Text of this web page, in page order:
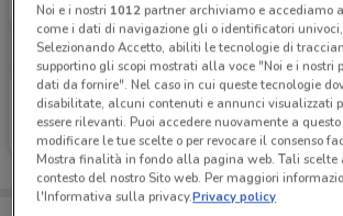
Poste Italiane
Scade il 06/10 141 m Scade il 31/
Noi e i nostri 1012partner archiviamo e accediamo
come i dati di navigazione gli o identificatori
Selezionando Accetto, abiliti le tecnologie di
supportino gli scopi mostrati alla voce "Noi e i nostri
dati da fornire". Nel caso in cui queste tecnologie
disabilitate, alcuni contenuti e annunci visualizzati
essere rilevanti. Puoi accedere nuovamente a
modificare le tue scelte o per revocare il consenso
Mostra finalità in fondo alla pagina web. Tali scelte
contesto del nostro Sito web. Per maggiori
l'Informativa sulla privacy.Privacy policy